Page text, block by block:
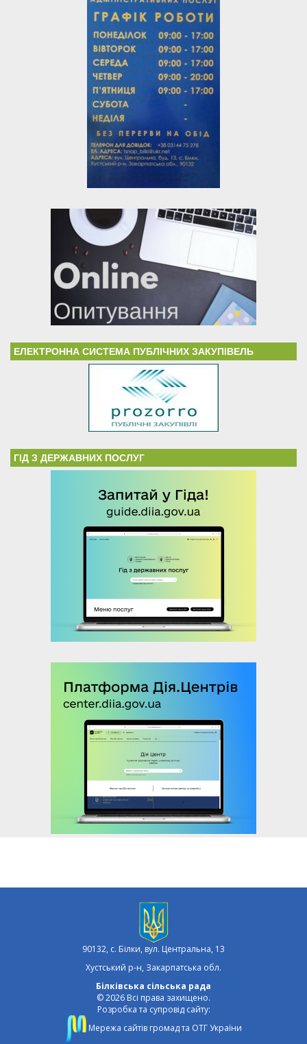
ЕЛЕКТРОННА СИСТЕМА ПУБЛІЧНИХ ЗАКУПІВЕЛЬ
ГІД З ДЕРЖАВНИХ ПОСЛУГ
90132, с. Білки, вул. Центральна, 13
Хустський р-н, Закарпатська обл.
Білківська сільська рада
© 2026 Всі права захищено.
Розробка та супровід сайту:
Мережа сайтів громад та ОТГ України